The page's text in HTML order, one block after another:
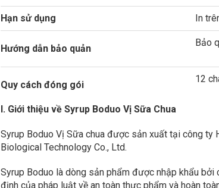
Hạn sử dụng In
Hướng dẫn bảo quản
Bảo
Quy cách đóng gói
12
I. Giới thiệu về Syrup Boduo Vị Sữa Chua
Syrup Boduo Vị Sữa chua được sản xuất tại công ty
Biological Technology Co., Ltd.
Syrup Boduo là dòng sản phẩm được nhập khẩu
định của pháp luật về an toàn thực phẩm và hoàn